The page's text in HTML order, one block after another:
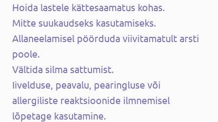
Hoida lastele kättesaamatus kohas.
Mitte suukaudseks kasutamiseks.
Allaneelamisel pöörduda viivitamatult arsti
poole.
Vältida silma sattumist.
Iivelduse, peavalu, pearingluse või
allergiliste reaktsioonide ilmnemisel
lõpetage kasutamine.